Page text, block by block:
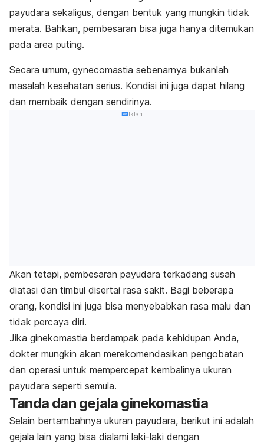
payudara sekaligus, dengan bentuk yang mungkin tidak
merata. Bahkan, pembesaran bisa juga hanya ditemukan
pada area puting.
Secara umum, gynecomastia sebenarnya bukanlah
masalah kesehatan serius. Kondisi ini juga dapat hilang
dan membaik dengan sendirinya.
Iklan
Akan tetapi, pembesaran payudara terkadang susah
diatasi dan timbul disertai rasa sakit. Bagi beberapa
orang, kondisi ini juga bisa menyebabkan rasa malu dan
tidak percaya diri.
Jika ginekomastia berdampak pada kehidupan Anda,
dokter mungkin akan merekomendasikan pengobatan
dan operasi untuk mempercepat kembalinya ukuran
payudara seperti semula.
Tanda dan gejala ginekomastia
Selain bertambahnya ukuran payudara, berikut ini adalah
gejala lain yang bisa dialami laki-laki dengan